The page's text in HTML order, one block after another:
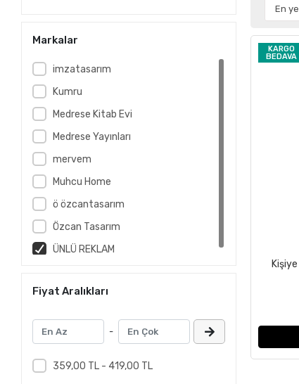
Markalar
imzatasarım
Kumru
Medrese Kitab Evi
Medrese Yayınları
mervem
Muhcu Home
ö özcantasarım
Özcan Tasarım
ÜNLÜ REKLAM
Fiyat Aralıkları
-
359,00 TL - 419,00 TL
KARGO
BEDAVA